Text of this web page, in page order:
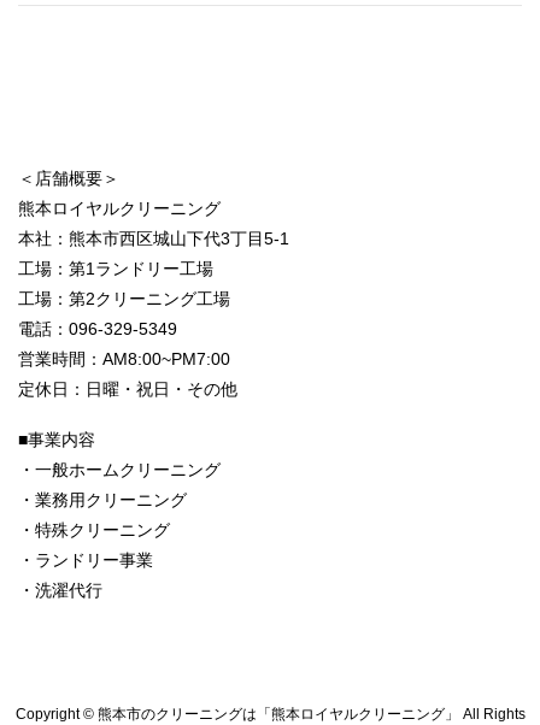
＜店舗概要＞
熊本ロイヤルクリーニング
本社：熊本市西区城山下代3丁目5-1
工場：第1ランドリー工場
工場：第2クリーニング工場
電話：096-329-5349
営業時間：AM8:00~PM7:00
定休日：日曜・祝日・その他
■事業内容
・一般ホームクリーニング
・業務用クリーニング
・特殊クリーニング
・ランドリー事業
・洗濯代行
Copyright © 熊本市のクリーニングは「熊本ロイヤルクリーニング」 All Rights